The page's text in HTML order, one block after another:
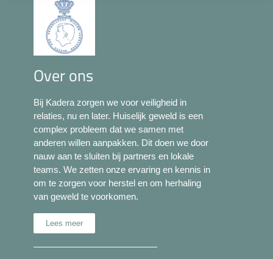
Over ons
Bij Kadera zorgen we voor veiligheid in
relaties, nu en later. Huiselijk geweld is een
complex probleem dat we samen met
anderen willen aanpakken. Dit doen we door
nauw aan te sluiten bij partners en lokale
teams. We zetten onze ervaring en kennis in
om te zorgen voor herstel en om herhaling
van geweld te voorkomen.
Lees meer